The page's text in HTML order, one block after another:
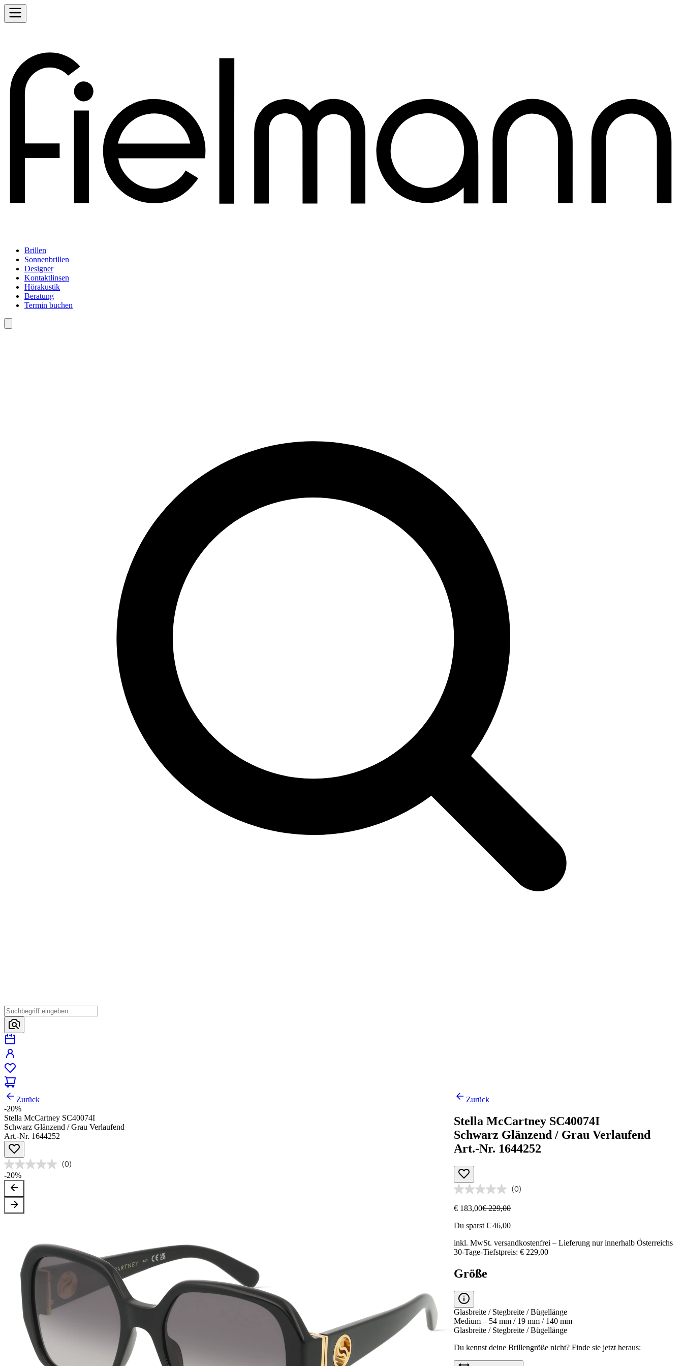
Brillen
Sonnenbrillen
Designer
Kontaktlinsen
Hörakustik
Beratung
Termin buchen
Zurück
-20%
Stella McCartney SC40074I
Schwarz Glänzend / Grau Verlaufend
Art.-Nr. 1644252
(0)
-20%
Zurück
Stella McCartney SC40074I
Schwarz Glänzend / Grau Verlaufend
Art.-Nr. 1644252
(0)
€ 183,00€ 229,00
Du sparst € 46,00
inkl. MwSt.versandkostenfrei – Lieferung nur innerhalb Österreichs
30-Tage-Tiefstpreis: € 229,00
Größe
Glasbreite / Stegbreite / Bügellänge
Medium – 54 mm / 19 mm / 140 mm
Glasbreite / Stegbreite / Bügellänge
Du kennst deine Brillengröße nicht?Finde sie jetzt heraus: